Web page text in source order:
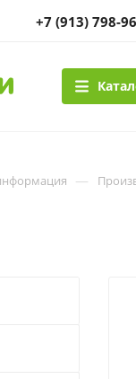
+7 (913) 798-
—